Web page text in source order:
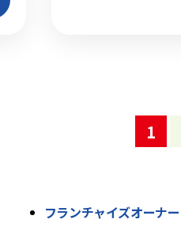
1
フランチャイズオーナー